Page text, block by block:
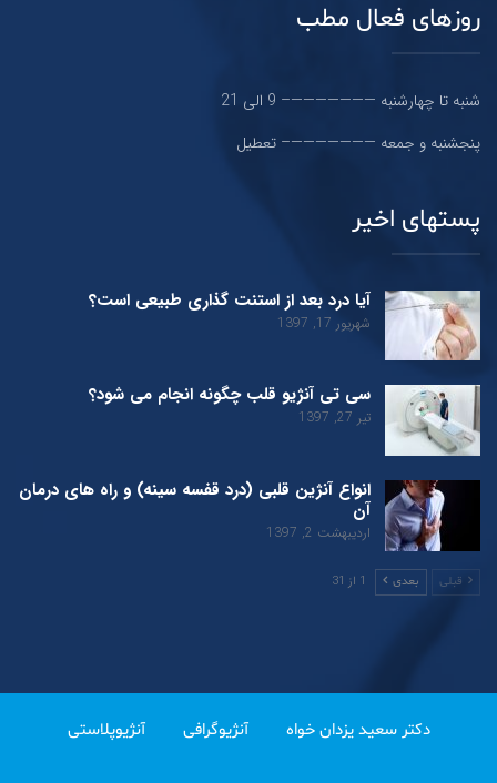
روزهای فعال مطب
شنبه تا چهارشنبه ———————– 9 الی 21
پنجشنبه و جمعه ———————– تعطیل
پستهای اخیر
آیا درد بعد از استنت گذاری طبیعی است؟
شهریور 17, 1397
سی تی آنژیو قلب چگونه انجام می شود؟
تیر 27, 1397
انواع آنژین قلبی (درد قفسه سینه) و راه های درمان
آن
اردیبهشت 2, 1397
قبلی بعدی 1 از 31
دکتر سعید یزدان خواه آنژیوگرافی آنژیوپلاستی